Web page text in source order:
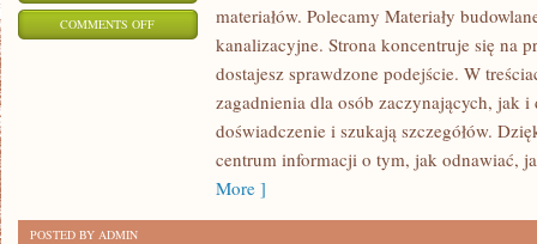
COMMENTS OFFON
OGRZEWANIA
CHŁODZENIA
materiałów. Polecamy Materiały
kanalizacyjne. Strona koncentruje się na
dostajesz sprawdzone podejście. W
zagadnienia dla osób zaczynających, jak
doświadczenie i szukają szczegółów.
centrum informacji o tym, jak odnawiać,
More ]
POSTED BY ADMIN